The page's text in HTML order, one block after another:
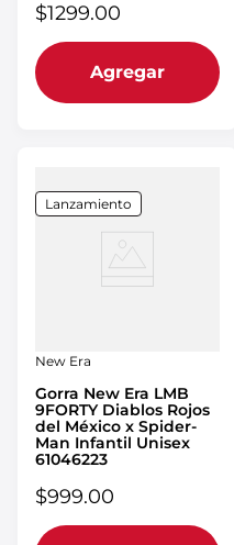
$1299.00
Agregar
Lanzamiento
New Era
Gorra New Era LMB
9FORTY Diablos Rojos
del México x Spider-
Man Infantil Unisex
61046223
$999.00